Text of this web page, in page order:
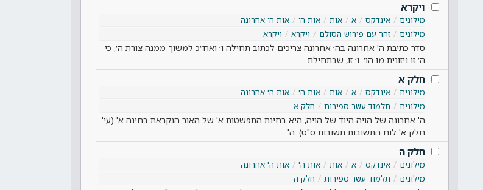
ויקרא
מילונים אינדקס א אות אות ה'
אות ה' אחרונה
מילונים
זהר עם פירוש הסולם ויקרא ויקרא
סדר כתיבת ה' אחרונה בה׳ אחרונה צריכים לכתוב תחילה ו׳ ואח״כ למשוך ממנה צורת ה׳, כי
ה׳ זו ניזונית מו הו׳. ו׳ זו, שבתחילת…
חלק א
מילונים אינדקס א אות אות ה'
אות ה' אחרונה
מילונים
תלמוד עשר ספירות חלק א
ה' אחרונה של הויה היוד של הויה, היא בחינת התפשטות א' של האור הנקראת בחינה א' (עי'
חלק א' לוח התשובות תשובות ס"ט). ה'…
חלק ה
מילונים אינדקס א אות אות ה'
אות ה' אחרונה
מילונים
תלמוד עשר ספירות חלק ה